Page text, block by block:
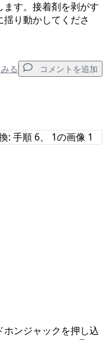
す。接着剤を剥がす
り動かしてくださ
る コメントを追加
ンジャックを押し込